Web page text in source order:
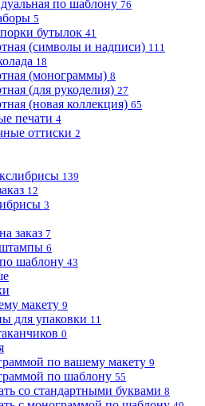
по шаблону 76
5
бутылок 41
(символы и надписи) 111
18
(монограммы) 8
(для рукоделия) 27
(новая коллекция) 65
печати 4
оттиски 2
139
12
3
заказ 7
6
шаблону 43
макету 9
для упаковки 11
0
по вашему макету 9
по шаблону 55
со стандартными буквами 8